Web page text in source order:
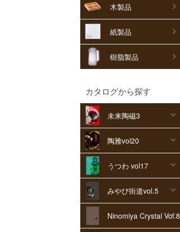
木製品
紙製品
樹脂製品
カタログから探す
未来陶磁3
陶雅vol20
うつわ vol17
みやび街道vol.5
Ninomiya Crystal Vol.8